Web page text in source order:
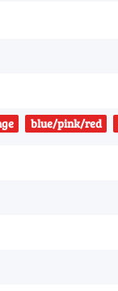
blue/pink/red